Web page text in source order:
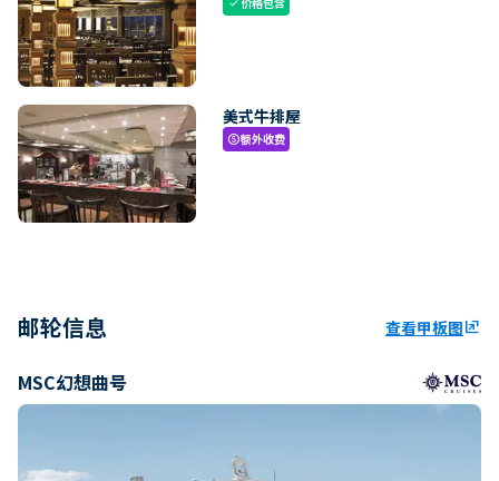
check
美式牛排屋
paid额外收费
邮轮信息 查看甲板图ungroup
MSC幻想曲号